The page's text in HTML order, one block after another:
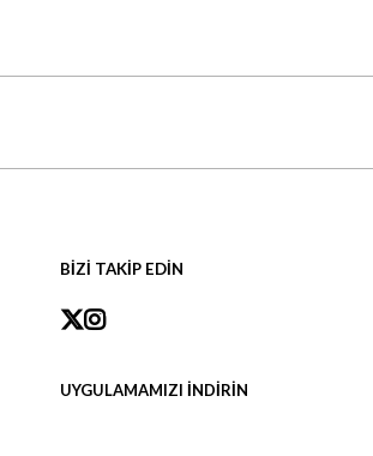
BİZİ TAKİP EDİN
UYGULAMAMIZI İNDİRİN